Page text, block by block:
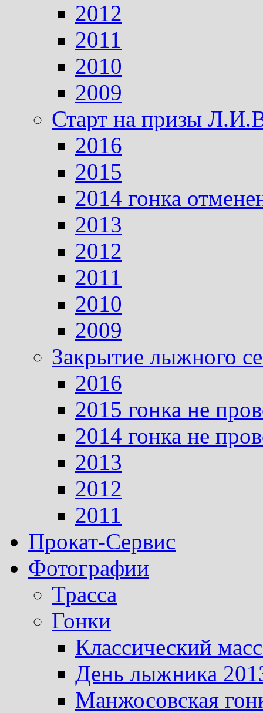
2012
2011
2010
2009
Старт на призы
2016
2015
2014 гонка
2013
2012
2011
2010
2009
Закрытие лыжного
2016
2015 гонка не
2014 гонка не
2013
2012
2011
Прокат-Сервис
Фотографии
Трасса
Гонки
Классический
День лыжника
Манжосовская